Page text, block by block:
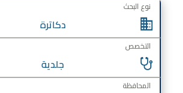
نوع البحث
دكاترة
التخصص
جلدية
المحافظة